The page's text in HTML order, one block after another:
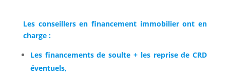
Les conseillers en financement immobilier ont en
charge :
Les financements de soulte + les reprise de CRD
éventuels,